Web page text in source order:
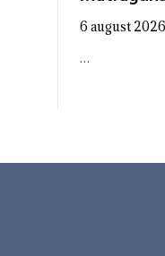
6 august 2026
…